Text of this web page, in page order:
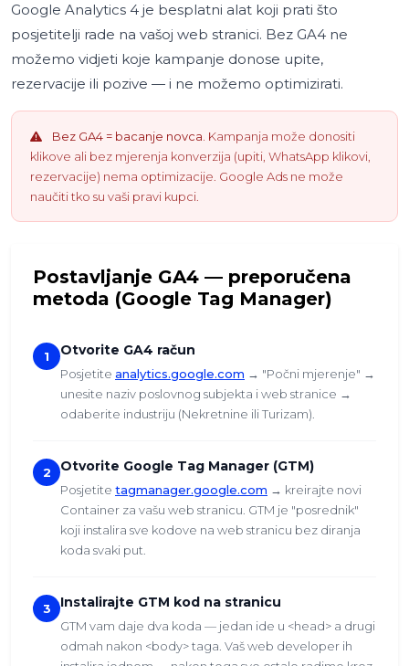
Google Analytics 4 je besplatni alat koji prati što
posjetitelji rade na vašoj web stranici. Bez GA4 ne
možemo vidjeti koje kampanje donose upite,
rezervacije ili pozive — i ne možemo optimizirati.
Bez GA4 = bacanje novca. Kampanja može donositi
klikove ali bez mjerenja konverzija (upiti, WhatsApp klikovi,
rezervacije) nema optimizacije. Google Ads ne može
naučiti tko su vaši pravi kupci.
Postavljanje GA4 — preporučena
metoda (Google Tag Manager)
1 Otvorite GA4 račun
Posjetite analytics.google.com → "Počni mjerenje" →
unesite naziv poslovnog subjekta i web stranice →
odaberite industriju (Nekretnine ili Turizam).
2 Otvorite Google Tag Manager (GTM)
Posjetite tagmanager.google.com → kreirajte novi
Container za vašu web stranicu. GTM je "posrednik"
koji instalira sve kodove na web stranicu bez diranja
koda svaki put.
3 Instalirajte GTM kod na stranicu
GTM vam daje dva koda — jedan ide u <head> a drugi
odmah nakon <body> taga. Vaš web developer ih